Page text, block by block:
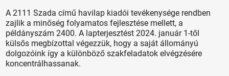
A 2111 Szada című havilap kiadói tevékenysége rendben
zajlik a minőség folyamatos fejlesztése mellett, a
példányszám 2400. A lapterjesztést 2024. január 1-től
külsős megbízottal végezzük, hogy a saját állományú
dolgozóink így a különböző szakfeladatok elvégzésére
koncentrálhassanak.